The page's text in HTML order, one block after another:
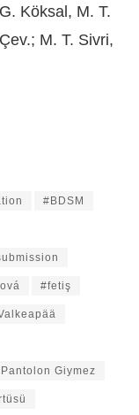
Köksal, M. T.
M. T. Sivri,
#BDSM
#fetiş
Giymez